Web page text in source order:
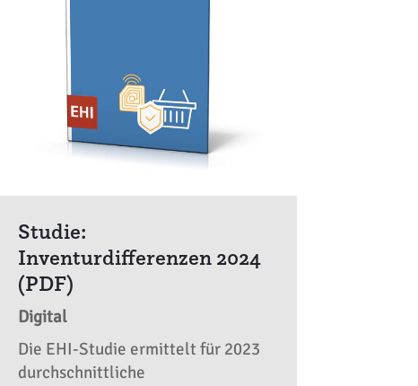
Studie:
Inventurdifferenzen 2024
(PDF)
Digital
Die EHI-Studie ermittelt für 2023
durchschnittliche